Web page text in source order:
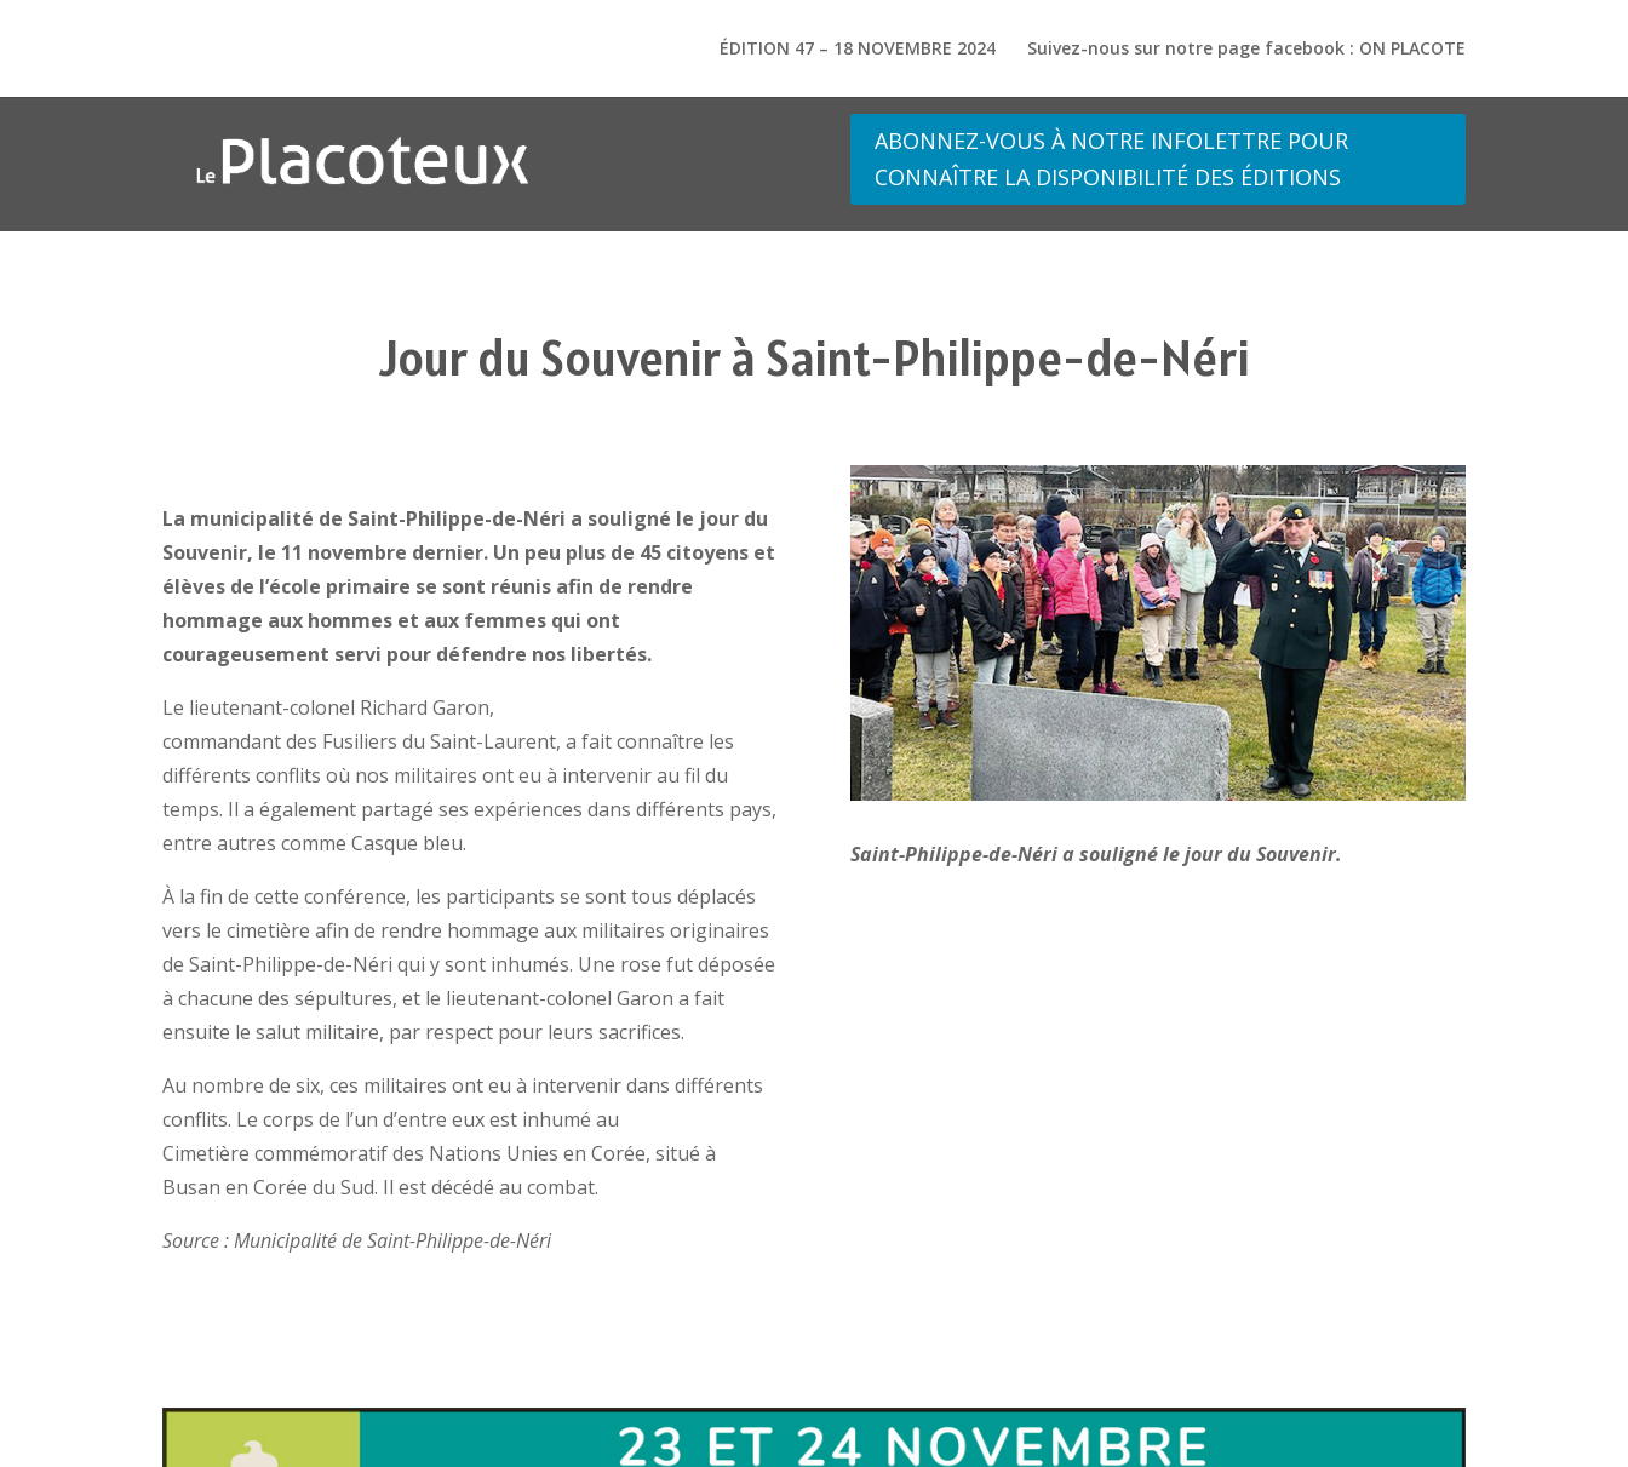
ÉDITION 47 – 18 NOVEMBRE 2024 Suivez-nous sur notre page facebook : ON PLACOTE
ABONNEZ-VOUS À NOTRE INFOLETTRE POUR
CONNAÎTRE LA DISPONIBILITÉ DES ÉDITIONS
Jour du Souvenir à Saint-Philippe-de-Néri
La municipalité de Saint-Philippe-de-Néri a souligné le jour du
Souvenir, le 11 novembre dernier. Un peu plus de 45 citoyens et
élèves de l’école primaire se sont réunis afin de rendre
hommage aux hommes et aux femmes qui ont
courageusement servi pour défendre nos libertés.
Le lieutenant-colonel Richard Garon,
commandant des Fusiliers du Saint-Laurent, a fait connaître les
différents conflits où nos militaires ont eu à intervenir au fil du
temps. Il a également partagé ses expériences dans différents pays,
entre autres comme Casque bleu.
À la fin de cette conférence, les participants se sont tous déplacés
vers le cimetière afin de rendre hommage aux militaires originaires
de Saint-Philippe-de-Néri qui y sont inhumés. Une rose fut déposée
à chacune des sépultures, et le lieutenant-colonel Garon a fait
ensuite le salut militaire, par respect pour leurs sacrifices.
Au nombre de six, ces militaires ont eu à intervenir dans différents
conflits. Le corps de l’un d’entre eux est inhumé au
Cimetière commémoratif des Nations Unies en Corée, situé à
Busan en Corée du Sud. Il est décédé au combat.
Source : Municipalité de Saint-Philippe-de-Néri
Saint-Philippe-de-Néri a souligné le jour du Souvenir.